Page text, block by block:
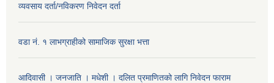
व्यवसाय दर्ता/नविकरण निवेदन दर्ता
वडा नं. १ लाभग्राहीको सामाजिक सुरक्षा भत्ता
आदिवासी । जनजाति । मधेशी । दलित प्रमाणितको लागि निवेदन फाराम